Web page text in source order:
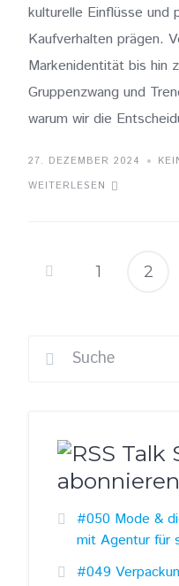
kulturelle Einflüsse und
Kaufverhalten prägen.
Markenidentität bis hin
Gruppenzwang und
warum wir die
27. DEZEMBER 2024
WEITERLESEN
1 2
Talk
abonnieren
#050 Mode &
mit Agentur für
#049